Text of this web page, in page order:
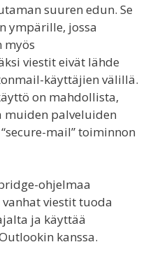
suuren edun. Se
ympärille, jossa
myös
viestit eivät lähde
käyttäjien välillä.
on mahdollista,
muiden palveluiden
mail” toiminnon
ohjelmaa
viestit tuoda
ja käyttää
kanssa.